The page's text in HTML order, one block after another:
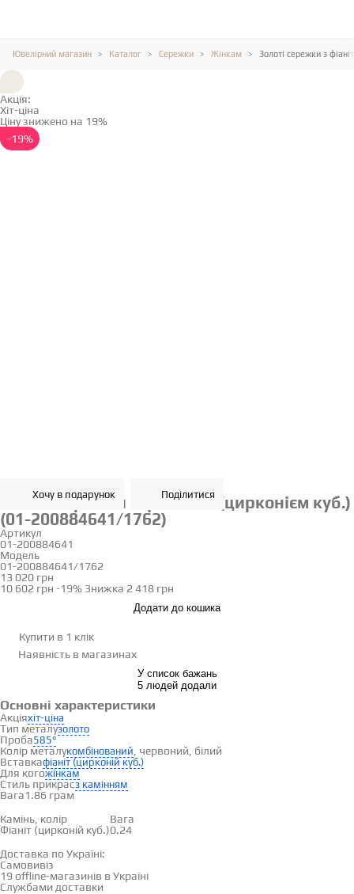
Ювелірний магазин Каталог Сережки Жінкам Золоті сережки з
Акція:
Хіт-ціна
Ціну знижено на 19%
-19%
Хочу в подарунок Поділитися
Золоті сережки з фіанітом (цирконієм куб.)
(01-200884641/1762)
Артикул
01-200884641
Модель
01-200884641/1762
13 020 грн
10 602 грн -19% Знижка 2 418 грн
Додати до кошика
Купити в 1 клік
Наявність в магазинах
У список бажань
5 людей додали
Основні характеристики
Акціяхіт-ціна
Тип металузолото
Проба585°
Колір металукомбінований , червоний, білий
Вставкафіаніт (цирконій куб.)
Для когожінкам
Стиль прикрасз камінням
Вага1.86 грам
Камінь, колір
Вага
Фіаніт (цирконій куб.)0.24
Доставка і оплата
Доставка по Україні:
Самовивіз
19 offline-магазинів в Україні
Службами доставки